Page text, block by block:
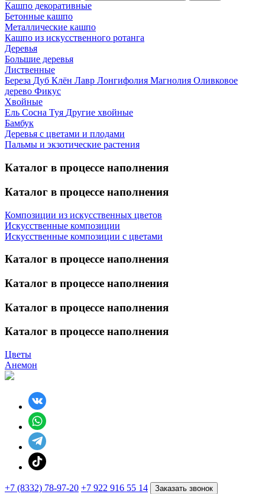
Кашпо декоративные
Бетонные кашпо
Металлические кашпо
Кашпо из искусственного ротанга
Деревья
Большие деревья
Лиственные
Береза Дуб Клён Лавр Лонгифолия Магнолия Оливковое
дерево Фикус
Хвойные
Ель Сосна Туя Другие хвойные
Бамбук
Деревья с цветами и плодами
Пальмы и экзотические растения
Каталог в процессе наполнения
Каталог в процессе наполнения
Композиции из искусственных цветов
Искусственные композиции
Искусственные композиции с цветами
Каталог в процессе наполнения
Каталог в процессе наполнения
Каталог в процессе наполнения
Каталог в процессе наполнения
Цветы
Анемон
+7 (8332) 78-97-20 +7 922 916 55 14 Заказать звонок